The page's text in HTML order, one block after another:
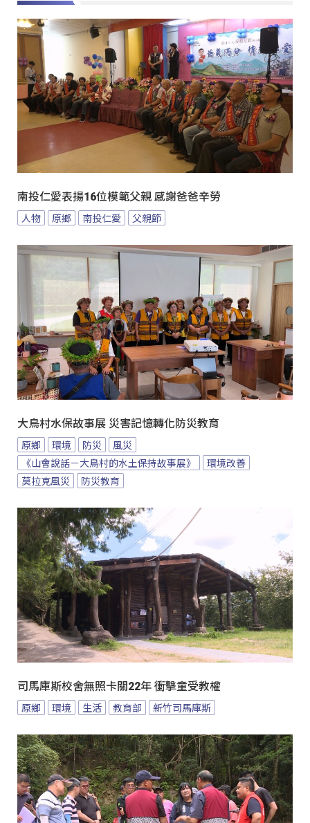
南投仁愛表揚16位模範父親 感謝爸爸辛勞
人物 原鄉 南投仁愛 父親節
大鳥村水保故事展 災害記憶轉化防災教育
原鄉 環境 防災
風災
《山會說話－大鳥村的水土保持故事展》
環境改善
莫拉克風災
防災教育
司馬庫斯校舍無照卡關22年 衝擊童受教權
原鄉 環境 生活 教育部 新竹司馬庫斯